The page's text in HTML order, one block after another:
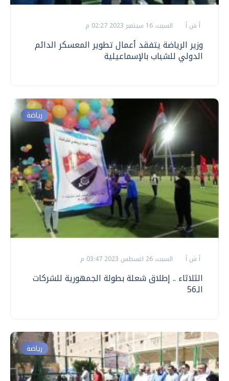
أ ش أ السبت، 16 سبتمبر 2023 02:27 م
وزير الرياضة يتفقد أعمال تطوير المعسكر الدائم
الدولي للشباب بالإسماعيلية
رياضة
أ ش أ السبت، 26 اغسطس 2023 03:47 م
الثلاثاء .. إطلاق شعلة بطولة الجمهورية للشركات
الـ56
رياضة